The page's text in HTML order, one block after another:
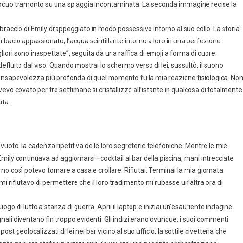
tramonto su una spiaggia incontaminata. La seconda immagine recise la
di Emily drappeggiato in modo possessivo intorno al suo collo. La storia
appassionato, l’acqua scintillante intorno a loro in una perfezione
sono inaspettate”, seguita da una raffica di emoji a forma di cuore.
dal viso. Quando mostrai lo schermo verso di lei, sussultò, il suono
più profonda di quel momento fu la mia reazione fisiologica. Non
covato per tre settimane si cristallizzò all’istante in qualcosa di totalmente
la cadenza ripetitiva delle loro segreterie telefoniche. Mentre le mie
continuava ad aggiornarsi—cocktail al bar della piscina, mani intrecciate
così potevo tornare a casa e crollare. Rifiutai. Terminai la mia giornata
rifiutavo di permettere che il loro tradimento mi rubasse un’altra ora di
di lutto a stanza di guerra. Aprii il laptop e iniziai un’esauriente indagine
diventano fin troppo evidenti. Gli indizi erano ovunque: i suoi commenti
geolocalizzati di lei nei bar vicino al suo ufficio, la sottile civetteria che